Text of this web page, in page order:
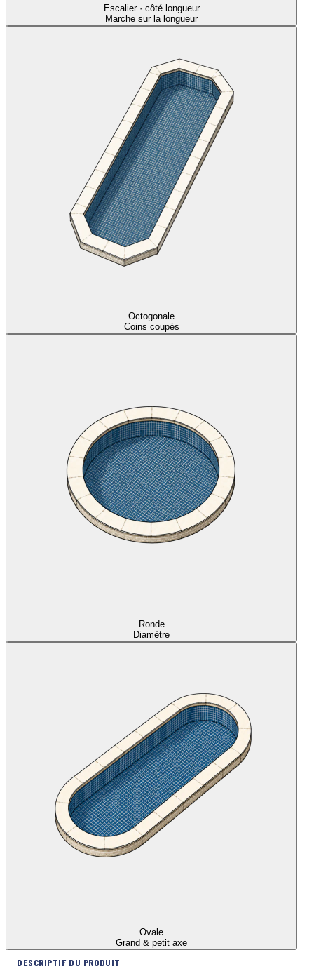
Escalier · côté longueur
Marche sur la longueur
Octogonale
Coins coupés
Ronde
Diamètre
Ovale
Grand & petit axe
DESCRIPTIF DU PRODUIT